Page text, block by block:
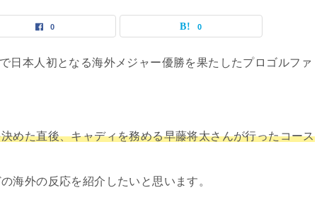
0 0
日本人初となる海外メジャー優勝を果たしたプロゴルファ
めた直後、キャディを務める早藤将太さんが行ったコース
海外の反応を紹介したいと思います。